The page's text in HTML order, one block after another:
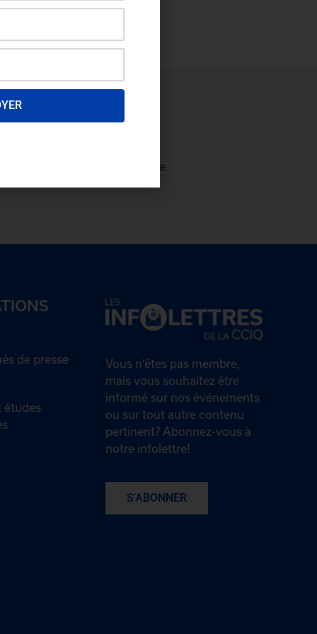
afin de consulter le
de presse
études
Vous n’êtes pas membre,
mais vous souhaitez être
informé sur nos événements
ou sur tout autre contenu
pertinent? Abonnez-vous à
notre infolettre!
S'ABONNER